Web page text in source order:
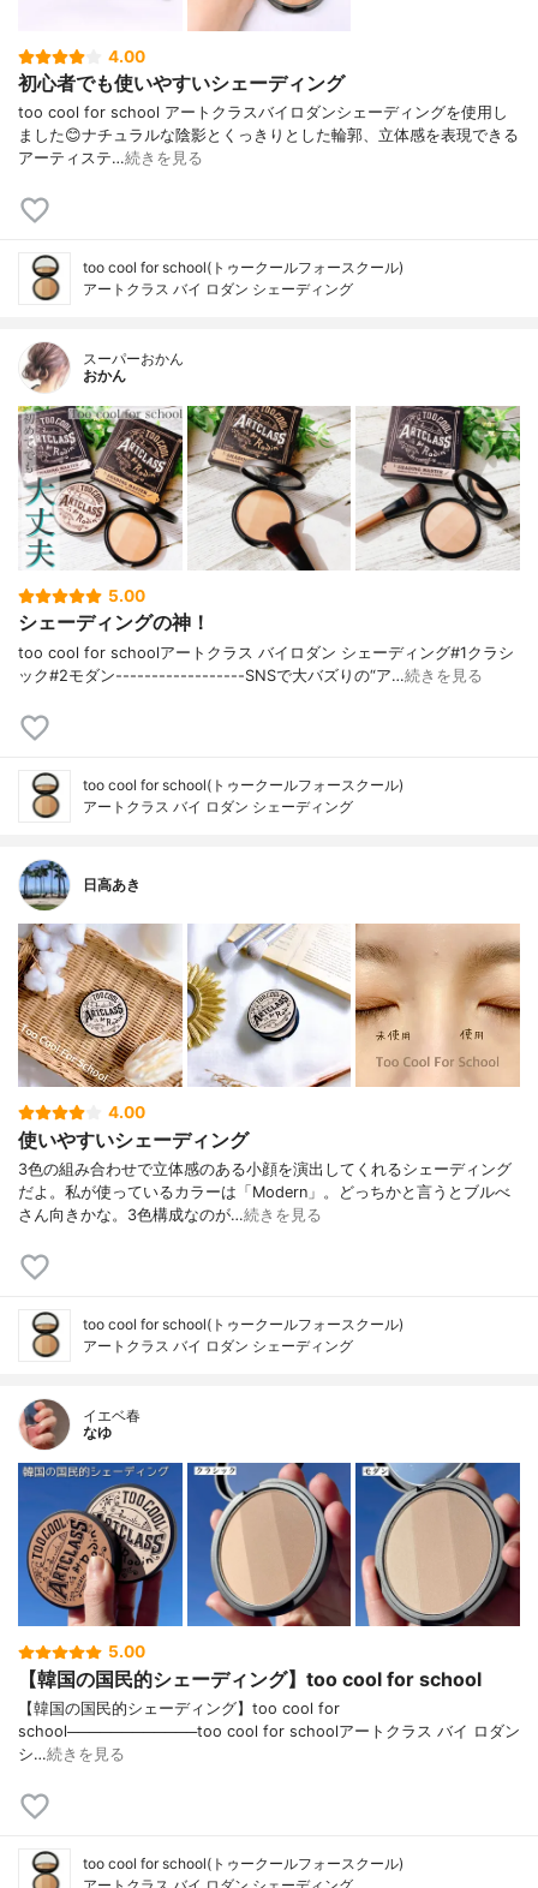
4.00
初心者でも使いやすいシェーディング
too cool for school アートクラスバイロダンシェーディングを使用し
ました😊ナチュラルな陰影とくっきりとした輪郭、立体感を表現できる
アーティステ…続きを見る
too cool for school(トゥークールフォースクール)
アートクラス バイ ロダン シェーディング
スーパーおかん
おかん
5.00
シェーディングの神！
too cool for schoolアートクラス バイロダン シェーディング#1クラシ
ック#2モダン------------------SNSで大バズりの“ア…続きを見る
too cool for school(トゥークールフォースクール)
アートクラス バイ ロダン シェーディング
日高あき
4.00
使いやすいシェーディング
3色の組み合わせで立体感のある小顔を演出してくれるシェーディング
だよ。私が使っているカラーは「Modern」。どっちかと言うとブルべ
さん向きかな。3色構成なのが…続きを見る
too cool for school(トゥークールフォースクール)
アートクラス バイ ロダン シェーディング
イエベ春
なゆ
5.00
【韓国の国民的シェーディング】too cool for school
【韓国の国民的シェーディング】too cool for
school────────────too cool for schoolアートクラス バイ ロダン
シ…続きを見る
too cool for school(トゥークールフォースクール)